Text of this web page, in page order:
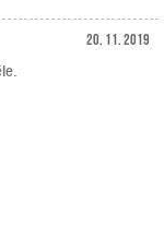
20. 11. 2019